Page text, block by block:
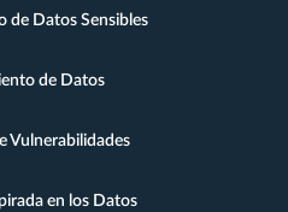
de Datos Sensibles
de Datos
Vulnerabilidades
en los Datos